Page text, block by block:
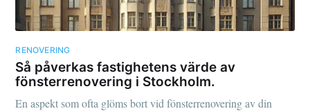
RENOVERING
Så påverkas fastighetens värde av
fönsterrenovering i Stockholm.
En aspekt som ofta glöms bort vid fönsterrenovering av din